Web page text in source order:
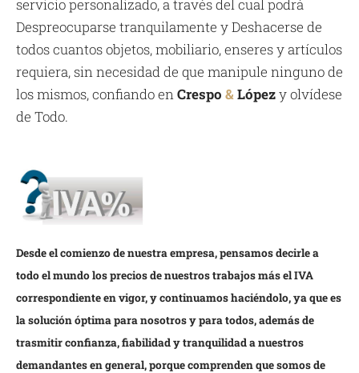
servicio personalizado, a través del cual podrá
Despreocuparse tranquilamente y Deshacerse de
todos cuantos objetos, mobiliario, enseres y artículos
requiera, sin necesidad de que manipule ninguno de
los mismos, confiando en Crespo & Lópezy olvídese
de Todo.
Desde el comienzo de nuestra empresa, pensamos decirle a
todo el mundo los precios de nuestros trabajos más el IVA
correspondiente en vigor, y continuamos haciéndolo, ya que es
la solución óptima para nosotros y para todos, además de
trasmitir confianza, fiabilidad y tranquilidad a nuestros
demandantes en general, porque comprenden que somos de